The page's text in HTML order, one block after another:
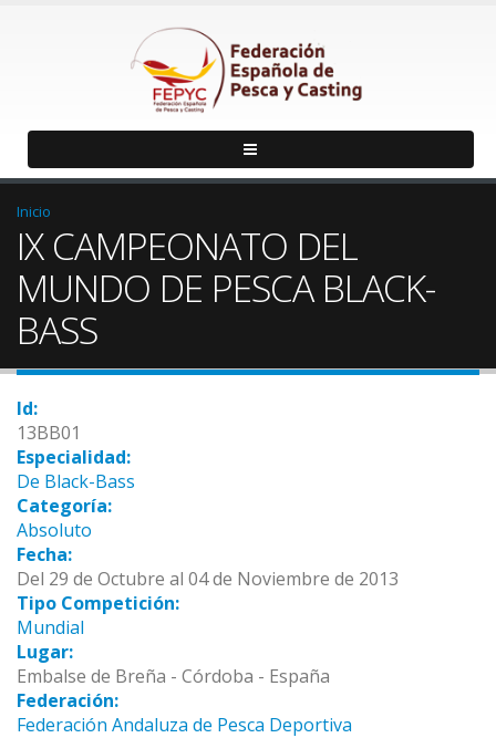
Inicio
IX CAMPEONATO DEL
MUNDO DE PESCA BLACK-
BASS
Id:
13BB01
Especialidad:
De Black-Bass
Categoría:
Absoluto
Fecha:
Del 29 de Octubre al 04 de Noviembre de 2013
Tipo Competición:
Mundial
Lugar:
Embalse de Breña - Córdoba - España
Federación:
Federación Andaluza de Pesca Deportiva